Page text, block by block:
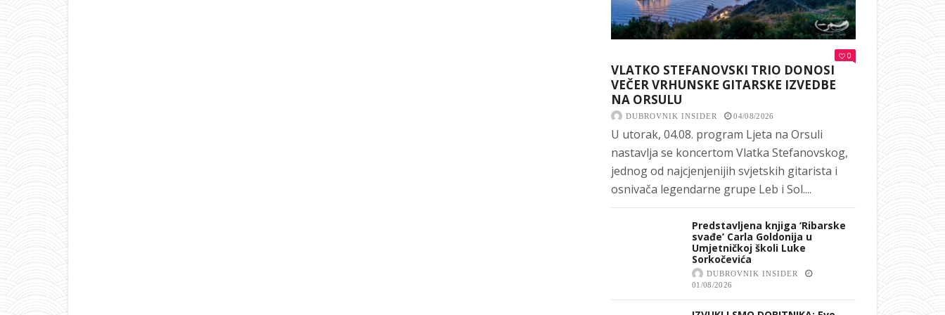
0
VLATKO STEFANOVSKI TRIO DONOSI
VEČER VRHUNSKE GITARSKE IZVEDBE
NA ORSULU
DUBROVNIK INSIDER 04/08/2026
U utorak, 04.08. program Ljeta na Orsuli
nastavlja se koncertom Vlatka Stefanovskog,
jednog od najcjenjenijih svjetskih gitarista i
osnivača legendarne grupe Leb i Sol....
Predstavljena knjiga ‘Ribarske
svađe’ Carla Goldonija u
Umjetničkoj školi Luke
Sorkočevića
DUBROVNIK INSIDER
01/08/2026